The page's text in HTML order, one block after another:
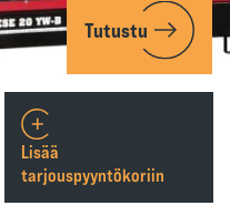
Tutustu
Lisää
tarjouspyyntökoriin